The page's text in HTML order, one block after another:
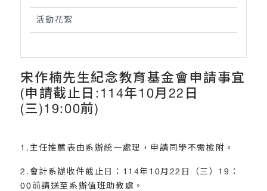
活動花絮
宋作楠先生紀念教育基金會申請事宜
(申請截止日:114年10月22日
(三)19:00前)
1.主任推薦表由系辦統一處理，申請同學不需檢附。
2.會計系辦收件截止日：114年10月22日（三）19：
00前請送至系辦值班助教處。